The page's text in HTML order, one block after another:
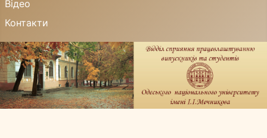
Відео
Контакти